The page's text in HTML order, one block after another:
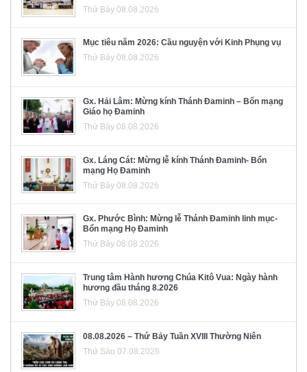
Thứ Bảy 08.08.2026
Mục tiêu năm 2026: Cầu nguyện với Kinh Phụng vụ
Thứ Bảy 08.08.2026
Gx. Hải Lâm: Mừng kính Thánh Đaminh – Bổn mạng
Giáo họ Đaminh
Thứ Bảy 08.08.2026
Gx. Láng Cát: Mừng lễ kính Thánh Đaminh- Bổn
mạng Họ Đaminh
Thứ Bảy 08.08.2026
Gx. Phước Bình: Mừng lễ Thánh Đaminh linh mục-
Bổn mạng Họ Đaminh
Thứ Bảy 08.08.2026
Trung tâm Hành hương Chúa Kitô Vua: Ngày hành
hương đầu tháng 8.2026
Thứ Bảy 08.08.2026
08.08.2026 – Thứ Bảy Tuần XVIII Thường Niên
Thứ Sáu 07.08.2026